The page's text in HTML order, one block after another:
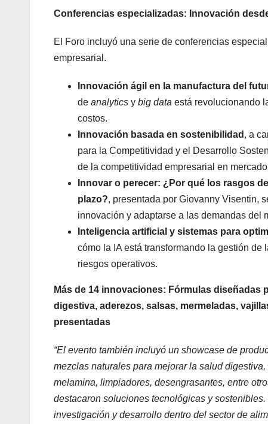
Conferencias especializadas: Innovación
El Foro incluyó una serie de conferencias
empresarial.
Innovación ágil en la manufactura del
de analytics y big data está revolucionando
costos.
Innovación basada en sostenibilidad , a
para la Competitividad y el Desarrollo
de la competitividad empresarial en
Innovar o perecer: ¿Por qué los rasgos
plazo?, presentada por Giovanny Visentin,
innovación y adaptarse a las demandas del
Inteligencia artificial y sistemas para
cómo la IA está transformando la gestión
riesgos operativos.
Más de 14 innovaciones: Fórmulas diseñadas
digestiva, aderezos, salsas, mermeladas,
presentadas
“El evento también incluyó un showcase de
mezclas naturales para mejorar la salud
melamina, limpiadores, desengrasantes, entre
destacaron soluciones tecnológicas y
investigación y desarrollo dentro del sector de